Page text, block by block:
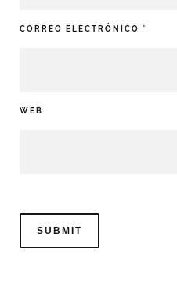
CORREO ELECTRÓNICO *
WEB